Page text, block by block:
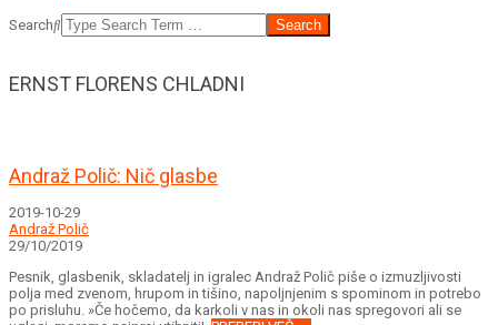
Search
ERNST FLORENS CHLADNI
Andraž Polič: Nič glasbe
2019-10-29
Andraž Polič
29/10/2019
Pesnik, glasbenik, skladatelj in igralec Andraž Polič piše o izmuzljivosti
polja med zvenom, hrupom in tišino, napoljnjenim s spominom in potrebo
po prisluhu. »Če hočemo, da karkoli v nas in okoli nas spregovori ali se